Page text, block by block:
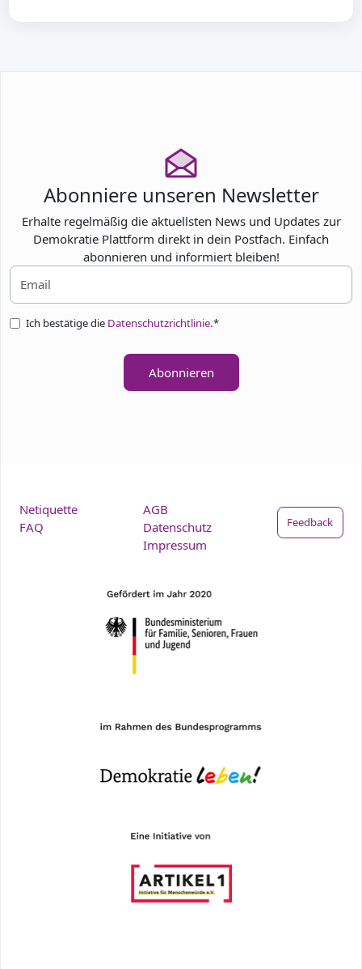
Abonniere unseren Newsletter
Erhalte regelmäßig die aktuellsten News und Updates zur
Demokratie Plattform direkt in dein Postfach. Einfach
abonnieren und informiert bleiben!
Ich bestätige die Datenschutzrichtlinie.*
Abonnieren
Netiquette
FAQ
AGB
Datenschutz
Impressum
Feedback